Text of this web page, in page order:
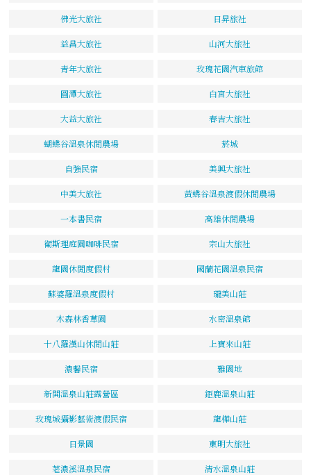
佛光大旅社 日昇旅社
益昌大旅社 山河大旅社
青年大旅社 玫瑰花園汽車旅館
圓潭大旅社 白宮大旅社
大益大旅社 春吉大旅社
蝴蝶谷溫泉休閒農場 菸城
自強民宿 美興大旅社
中美大旅社 黃蝶谷溫泉渡假休閒農場
一本書民宿 高雄休閒農場
衛斯理庭園咖啡民宿 宗山大旅社
龍園休閒度假村 國蘭花園溫泉民宿
蘇婆羅溫泉度假村 瓏美山莊
木森林香草園 水密溫泉館
十八羅漢山休閒山莊 上寶來山莊
濃馨民宿 雅園地
新開溫泉山莊露營區 鉅鹿溫泉山莊
玫瑰城攝影藝術渡假民宿 龍樺山莊
日景園 東明大旅社
荖濃溪溫泉民宿 清水溫泉山莊